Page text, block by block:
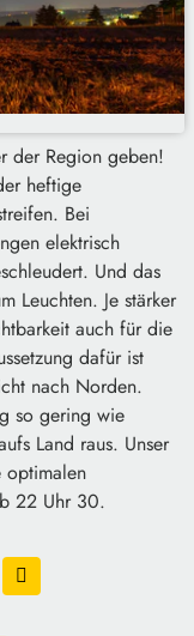
der Region geben!
heftige
Bei
elektrisch
Und das
Leuchten. Je stärker
auch für die
dafür ist
nach Norden.
so gering wie
Land raus. Unser
optimalen
22 Uhr 30.